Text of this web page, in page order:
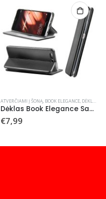
ATVERČIAMI Į ŠONĄ, BOOK ELEGANCE, DĖKLAI
Dėklas Book Elegance Samsung A600 A6 2018 juodas
€7,99